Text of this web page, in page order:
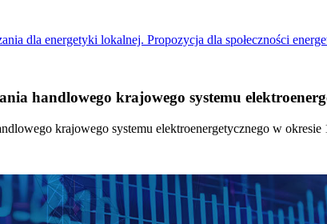
dla energetyki lokalnej. Propozycja dla społeczności
handlowego krajowego systemu
krajowego systemu elektroenergetycznego w okresie